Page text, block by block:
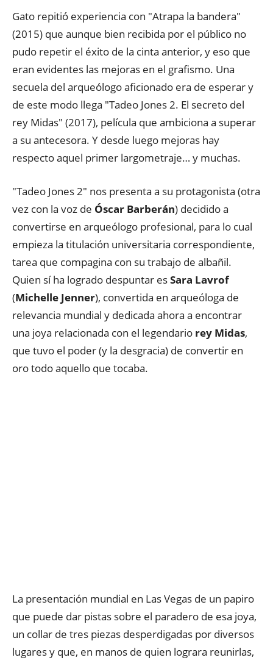
Gato repitió experiencia con "Atrapa la bandera"
(2015) que aunque bien recibida por el público no
pudo repetir el éxito de la cinta anterior, y eso que
eran evidentes las mejoras en el grafismo. Una
secuela del arqueólogo aficionado era de esperar y
de este modo llega "Tadeo Jones 2. El secreto del
rey Midas" (2017), película que ambiciona a superar
a su antecesora. Y desde luego mejoras hay
respecto aquel primer largometraje… y muchas.
"Tadeo Jones 2" nos presenta a su protagonista (otra
vez con la voz de Óscar Barberán) decidido a
convertirse en arqueólogo profesional, para lo cual
empieza la titulación universitaria correspondiente,
tarea que compagina con su trabajo de albañil.
Quien sí ha logrado despuntar esSara Lavrof
(Michelle Jenner), convertida en arqueóloga de
relevancia mundial y dedicada ahora a encontrar
una joya relacionada con el legendario rey Midas,
que tuvo el poder (y la desgracia) de convertir en
oro todo aquello que tocaba.
La presentación mundial en Las Vegas de un papiro
que puede dar pistas sobre el paradero de esa joya,
un collar de tres piezas desperdigadas por diversos
lugares y que, en manos de quien lograra reunirlas,